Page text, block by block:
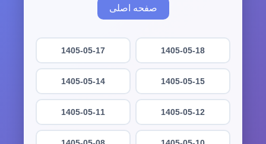
صفحه اصلی
1405-05-18
1405-05-17
1405-05-15
1405-05-14
1405-05-12
1405-05-11